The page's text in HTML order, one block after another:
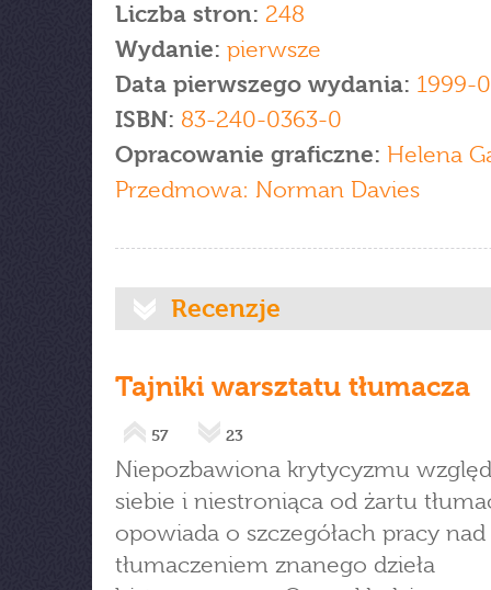
Liczba stron: 248
Wydanie: pierwsze
Data pierwszego wydania: 1999-
ISBN: 83-240-0363-0
Opracowanie graficzne: Helena
Przedmowa: Norman Davies
Recenzje
Tajniki warsztatu tłumacza
57 23
Niepozbawiona krytycyzmu
siebie i niestroniąca od żartu
opowiada o szczegółach pracy nad
tłumaczeniem znanego dzieła